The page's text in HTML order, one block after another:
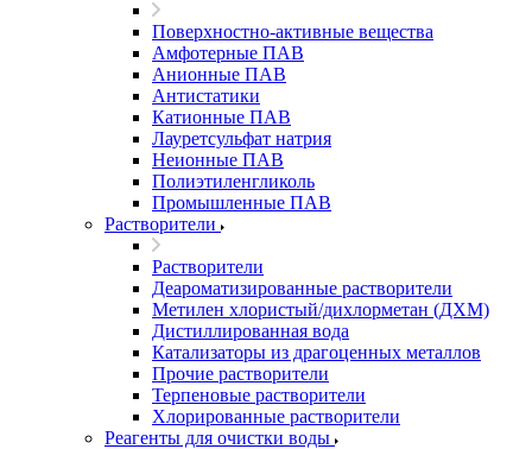
Поверхностно-активные вещества
Амфотерные ПАВ
Анионные ПАВ
Антистатики
Катионные ПАВ
Лауретсульфат натрия
Неионные ПАВ
Полиэтиленгликоль
Промышленные ПАВ
Растворители
Растворители
Деароматизированные растворители
Метилен хлористый/дихлорметан (ДХМ)
Дистиллированная вода
Катализаторы из драгоценных металлов
Прочие растворители
Терпеновые растворители
Хлорированные растворители
Реагенты для очистки воды